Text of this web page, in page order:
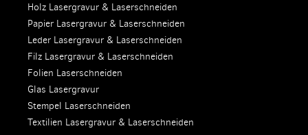
Holz Lasergravur & Laserschneiden
Papier Lasergravur & Laserschneiden
Leder Lasergravur & Laserschneiden
Filz Lasergravur & Laserschneiden
Folien Laserschneiden
Glas Lasergravur
Stempel Laserschneiden
Textilien Lasergravur & Laserschneiden